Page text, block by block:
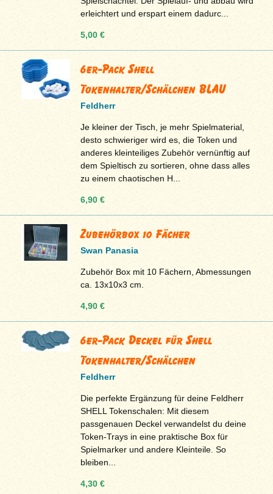
erleichtert und erspart einem dadurc...
5,00 €
6er-Pack Shell
Tokenhalter/Schälchen BLAU
Feldherr
Je kleiner der Tisch, je mehr Spielmaterial,
desto schwieriger wird es, die Token und
anderes kleinteiliges Zubehör vernünftig auf
dem Spieltisch zu sortieren, ohne dass alles
zu einem chaotischen H...
6,90 €
Zubehörbox 10 Fächer
Swan Panasia
Zubehör Box mit 10 Fächern, Abmessungen
ca. 13x10x3 cm.
4,90 €
6er-Pack Deckel für Shell
Tokenhalter/Schälchen
Feldherr
Die perfekte Ergänzung für deine Feldherr
SHELL Tokenschalen: Mit diesem
passgenauen Deckel verwandelst du deine
Token-Trays in eine praktische Box für
Spielmarker und andere Kleinteile. So
bleiben...
4,30 €